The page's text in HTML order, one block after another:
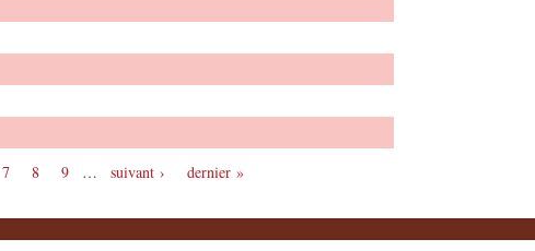
7 8 9 … suivant › dernier »